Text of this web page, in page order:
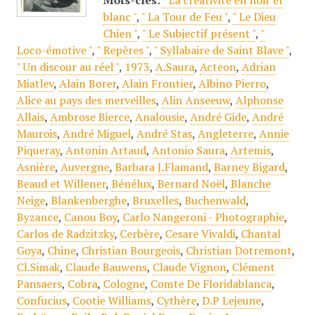
blanc ", " La Tour de Feu ", " Le Dieu
Chien ", " Le Subjectif présent ", "
Loco-émotive ", " Repères ", " Syllabaire de Saint Blave ",
" Un discour au réel ", 1973, A.Saura, Acteon, Adrian
Miatlev, Alain Borer, Alain Frontier, Albino Pierro,
Alice au pays des merveilles, Alin Anseeuw, Alphonse
Allais, Ambrose Bierce, Analousie, André Gide, André
Maurois, André Miguel, André Stas, Angleterre, Annie
Piqueray, Antonin Artaud, Antonio Saura, Artemis,
Asnière, Auvergne, Barbara J.Flamand, Barney Bigard,
Beaud et Willener, Bénélux, Bernard Noël, Blanche
Neige, Blankenberghe, Bruxelles, Buchenwald,
Byzance, Canou Boy, Carlo Nangeroni - Photographie,
Carlos de Radzitzky, Cerbère, Cesare Vivaldi, Chantal
Goya, Chine, Christian Bourgeois, Christian Dotremont,
Cl.Simak, Claude Bauwens, Claude Vignon, Clément
Pansaers, Cobra, Cologne, Comte De Floridablanca,
Confucius, Cootie Williams, Cythère, D.P Lejeune,